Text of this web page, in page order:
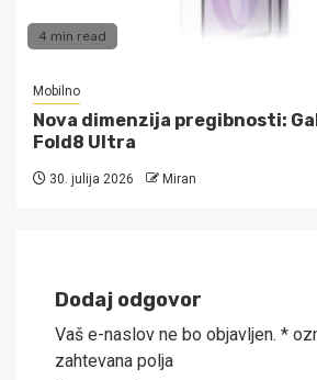
4 min read
Mobilno
Nova dimenzija pregibnosti:
Fold8 Ultra
30. julija 2026 Miran
Dodaj odgovor
Vaš e-naslov ne bo objavljen. *
zahtevana polja